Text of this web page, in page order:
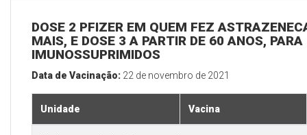
DOSE 2 PFIZER EM QUEM FEZ
MAIS, E DOSE 3 A PARTIR DE 60 ANOS,
IMUNOSSUPRIMIDOS
Data de Vacinação: 22 de novembro de 2021
Unidade Vacina